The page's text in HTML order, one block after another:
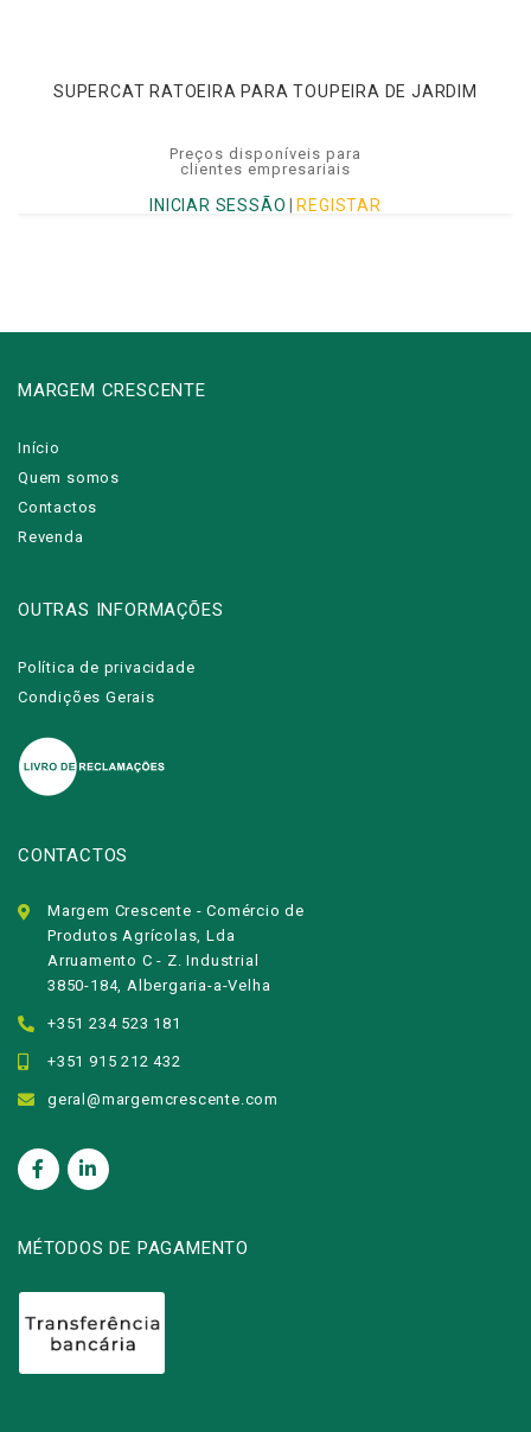
SUPERCAT RATOEIRA PARA TOUPEIRA DE JARDIM
Preços disponíveis para
clientes empresariais
INICIAR SESSÃO REGISTAR
MARGEM CRESCENTE
Início
Quem somos
Contactos
Revenda
OUTRAS INFORMAÇÕES
Política de privacidade
Condições Gerais
CONTACTOS
Margem Crescente - Comércio de
Produtos Agrícolas, Lda
Arruamento C - Z. Industrial
3850-184, Albergaria-a-Velha
+351 234 523 181
+351 915 212 432
geral@margemcrescente.com
MÉTODOS DE PAGAMENTO